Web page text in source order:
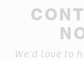
We'd love to